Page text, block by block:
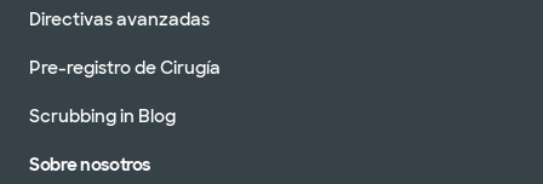
Directivas avanzadas
Pre-registro de Cirugía
Scrubbing in Blog
Sobre nosotros